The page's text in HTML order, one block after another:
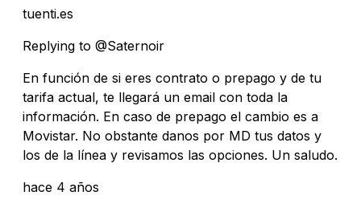
tuenti.es
Replying to @Saternoir
En función de si eres contrato o prepago y de tu
tarifa actual, te llegará un email con toda la
información. En caso de prepago el cambio es a
Movistar. No obstante danos por MD tus datos y
los de la línea y revisamos las opciones. Un saludo.
hace 4 años